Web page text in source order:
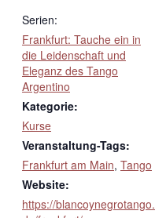
Serien:
Frankfurt: Tauche ein in
die Leidenschaft und
Eleganz des Tango
Argentino
Kategorie:
Kurse
Veranstaltung-Tags:
Frankfurt am Main, Tango
Website:
https://blancoynegrotango.